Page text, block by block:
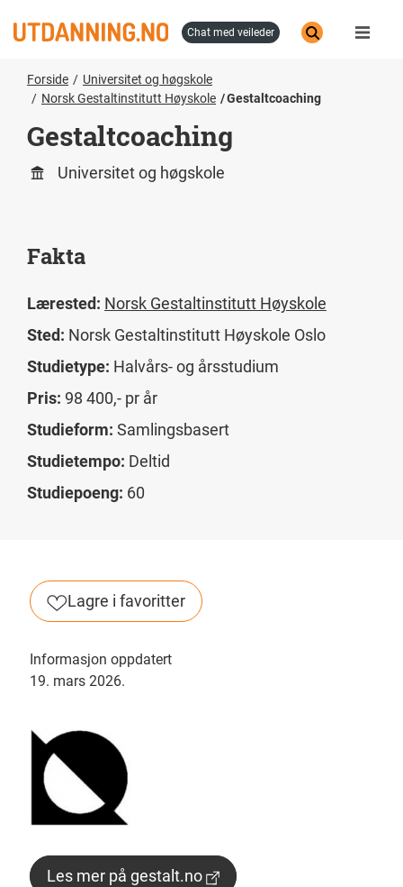
til
chat med veileder
Forside
Universitet og høgskole
Norsk Gestaltinstitutt Høyskole
Gestaltcoaching
Gestaltcoaching
Universitet og høgskole
Fakta
Lærested: Norsk Gestaltinstitutt Høyskole
Sted: Norsk Gestaltinstitutt Høyskole Oslo
Studietype: Halvårs- og årsstudium
Pris: 98 400,- pr år
Studieform: Samlingsbasert
Studietempo: Deltid
Studiepoeng: 60
Lagre i favoritter
Informasjon oppdatert
19. mars 2026.
Les mer på gestalt.no